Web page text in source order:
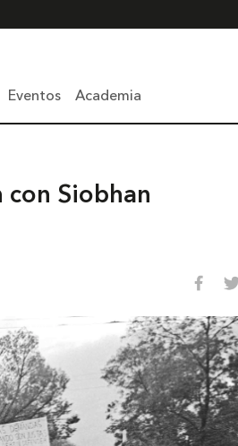
Eventos Academia
con Siobhan